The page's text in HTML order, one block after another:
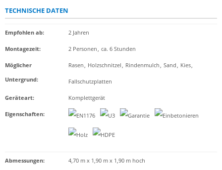
TECHNISCHE DATEN
Empfohlen ab: 2 Jahren
Montagezeit: 2 Personen ca. 6 Stunden
Möglicher
Untergrund:
Rasen Holzschnitzel Rindenmulch Sand Kies
Fallschutzplatten
Geräteart: Komplettgerät
Eigenschaften:
Abmessungen: 4,70 m x 1,90 m x 1,90 m hoch